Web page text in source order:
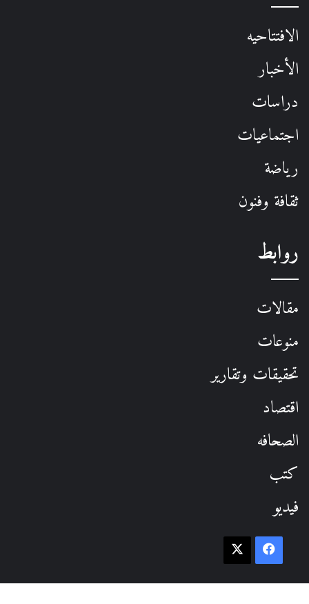
الافتتاحيه
الأخبار
دراسات
اجتماعيات
رياضة
ثقافة وفنون
روابط
مقالات
منوعات
تحقيقات وتقارير
اقتصاد
الصحافه
كتب
فيديو
فيسبوك